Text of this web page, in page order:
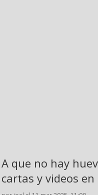
A que no hay
cartas y videos en